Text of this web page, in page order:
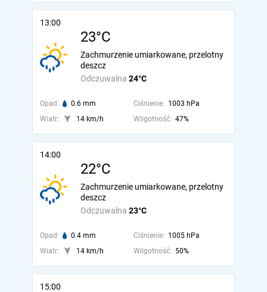
13:00
23°C
Odczuwalna 24°C
Zachmurzenie umiarkowane, przelotny
deszcz
Opad: 0.6 mm Ciśnienie: 1003 hPa
Wiatr:
14 km/h Wilgotność: 47%
14:00
22°C
Odczuwalna 23°C
Zachmurzenie umiarkowane, przelotny
deszcz
Opad: 0.4 mm Ciśnienie: 1005 hPa
Wiatr:
14 km/h Wilgotność: 50%
15:00